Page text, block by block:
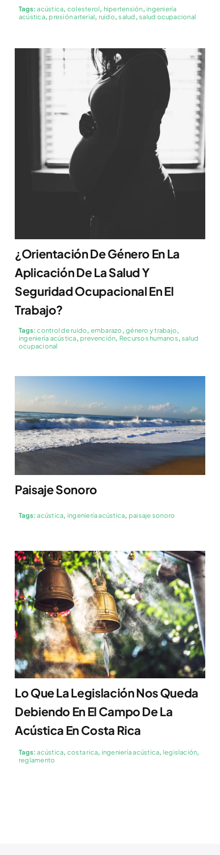
Tags:acústica, colesterol, hipertensión, ingeniería
acústica, presión arterial, ruido,salud,salud ocupacional
¿Orientación De Género En La
Aplicación De La Salud Y
Seguridad Ocupacional En El
Trabajo?
Tags:control de ruido, embarazo,género y trabajo,
ingeniería acústica, prevención, Recursos humanos,salud
ocupacional
Paisaje Sonoro
Tags:acústica, ingeniería acústica, paisaje sonoro
Lo Que La Legislación Nos Queda
Debiendo En El Campo De La
Acústica En Costa Rica
Tags:acústica, costa rica, ingeniería acústica, legislación,
reglamento